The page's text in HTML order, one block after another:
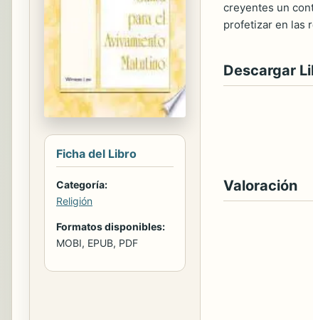
Ficha del Libro
Categoría:
Religión
Formatos disponibles:
MOBI, EPUB, PDF
creyentes un
profetizar en las
Descargar
Valoración